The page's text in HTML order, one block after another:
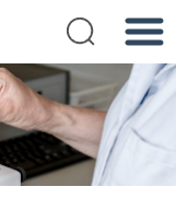
提交